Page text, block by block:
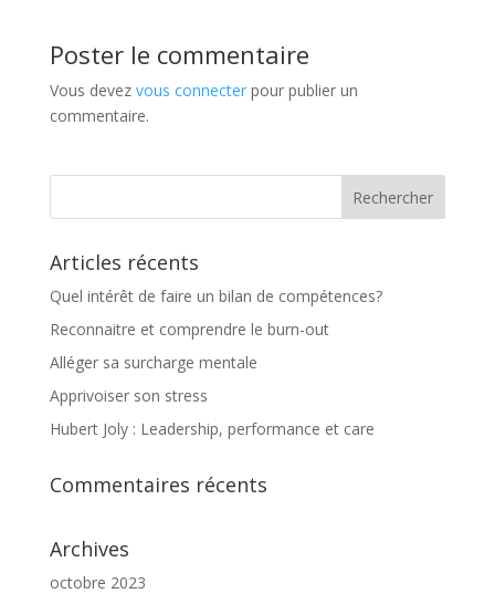
Poster le commentaire
Vous devez vous connecterpour publier un
commentaire.
Articles récents
Quel intérêt de faire un bilan de compétences?
Reconnaitre et comprendre le burn-out
Alléger sa surcharge mentale
Apprivoiser son stress
Hubert Joly : Leadership, performance et care
Commentaires récents
Archives
octobre 2023